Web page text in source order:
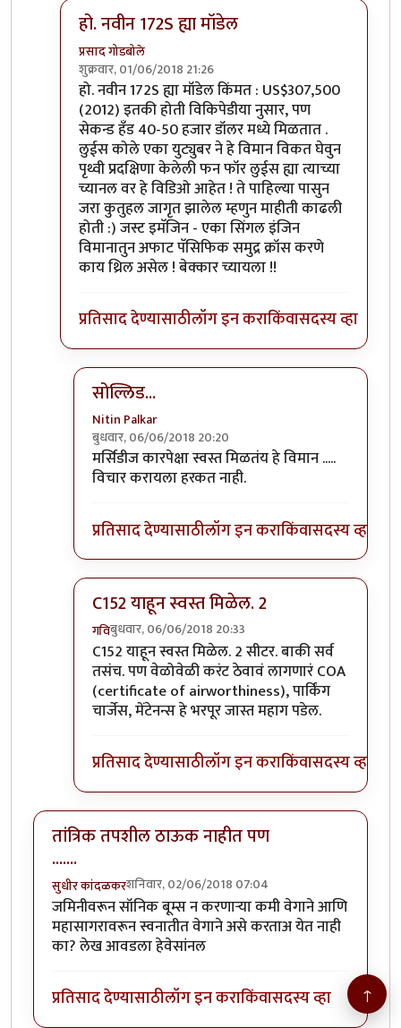
हो. नवीन 172S ह्या मॉडेल
प्रसाद गोडबोले
शुक्रवार, 01/06/2018 21:26
In reply to40-50 हजार डॉलर काय रे?byटवाळ कार्टा
हो. नवीन 172S ह्या मॉडेल किंमत : US$307,500
(2012) इतकी होती विकिपेडीया नुसार, पण
सेकन्ड हँड 40-50 हजार डॉलर मध्ये मिळतात .
लुईस कोले एका युट्युबर ने हे विमान विकत घेवुन
पृथ्वी प्रदक्षिणा केलेली फन फॉर लुईस ह्या त्याच्या
च्यानल वर हे विडिओ आहेत ! ते पाहिल्या पासुन
जरा कुतुहल जागृत झालेल म्हणुन माहीती काढली
होती :) जस्ट इमॅजिन - एका सिंगल इंजिन
विमानातुन अफाट पॅसिफिक समुद्र क्रॉस करणे
काय थ्रिल असेल ! बेक्कार च्यायला !!
प्रतिसाद देण्यासाठीलॉग इन कराकिंवासदस्य व्हा
सोल्लिड...
Nitin Palkar
बुधवार, 06/06/2018 20:20
In reply toहो. नवीन 172S ह्या मॉडेलbyप्रसाद गोडबोले
मर्सिडीज कारपेक्षा स्वस्त मिळतंय हे विमान .....
विचार करायला हरकत नाही.
प्रतिसाद देण्यासाठीलॉग इन कराकिंवासदस्य व्हा
C152 याहून स्वस्त मिळेल. 2
गविबुधवार, 06/06/2018 20:33
In reply toहो. नवीन 172S ह्या मॉडेलbyप्रसाद गोडबोले
C152 याहून स्वस्त मिळेल. 2 सीटर. बाकी सर्व
तसंच. पण वेळोवेळी करंट ठेवावं लागणारं COA
(certificate of airworthiness), पार्किंग
चार्जेस, मेंटेनन्स हे भरपूर जास्त महाग पडेल.
प्रतिसाद देण्यासाठीलॉग इन कराकिंवासदस्य व्हा
तांत्रिक तपशील ठाऊक नाहीत पण
.......
सुधीर कांदळकरशनिवार, 02/06/2018 07:04
जमिनीवरून सॉनिक बूम्स न करणार्‍या कमी वेगाने आणि
महासागरावरून स्वनातीत वेगाने असे करताअ येत नाही
का? लेख आवडला हेवेसांनल
प्रतिसाद देण्यासाठीलॉग इन कराकिंवासदस्य व्हा ↑